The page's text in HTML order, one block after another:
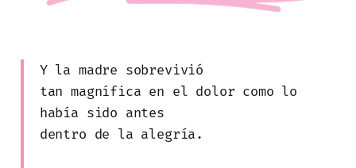
Y la madre sobrevivió
tan magnífica en el dolor como lo
había sido antes
dentro de la alegría.